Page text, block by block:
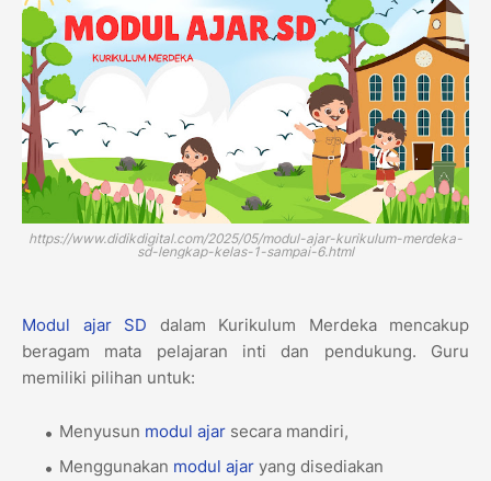
https://www.didikdigital.com/2025/05/modul-ajar-kurikulum-merdeka-
sd-lengkap-kelas-1-sampai-6.html
Modul ajar SD dalam Kurikulum Merdeka mencakup
beragam mata pelajaran inti dan pendukung. Guru
memiliki pilihan untuk:
Menyusun modul ajar secara mandiri,
Menggunakan modul ajar yang disediakan